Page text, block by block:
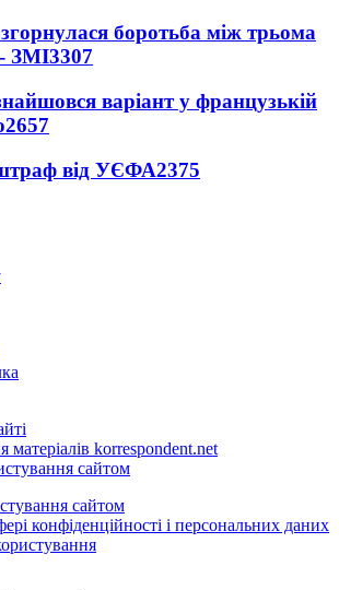
боротьба між трьома
ЗМІ3307
варіант у французькій
2657
від УЄФА2375
матеріалів korrespondent.net
сайтом
сайтом
конфіденційності і персональних даних